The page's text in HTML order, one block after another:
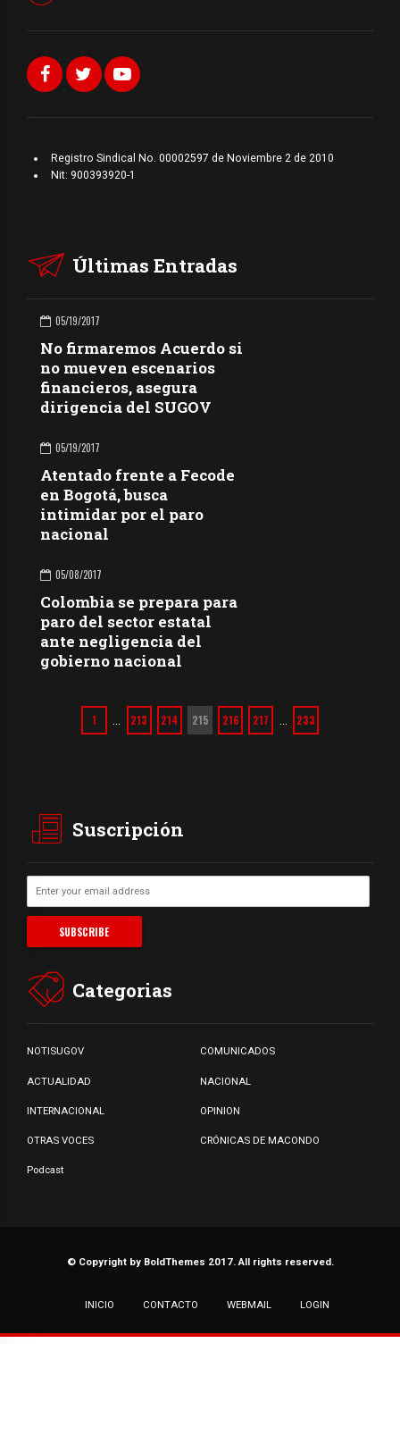
Registro Sindical No. 00002597 de Noviembre 2 de 2010
Nit: 900393920-1
Últimas Entradas
05/19/2017
No firmaremos Acuerdo si
no mueven escenarios
financieros, asegura
dirigencia del SUGOV
05/19/2017
Atentado frente a Fecode
en Bogotá, busca
intimidar por el paro
nacional
05/08/2017
Colombia se prepara para
paro del sector estatal
ante negligencia del
gobierno nacional
1 213 214 215 216 217 233
Suscripción
Categorias
NOTISUGOV COMUNICADOS
ACTUALIDAD NACIONAL
INTERNACIONAL OPINION
OTRAS VOCES CRÓNICAS DE MACONDO
Podcast
© Copyright by BoldThemes 2017. All rights reserved.
INICIO CONTACTO WEBMAIL LOGIN